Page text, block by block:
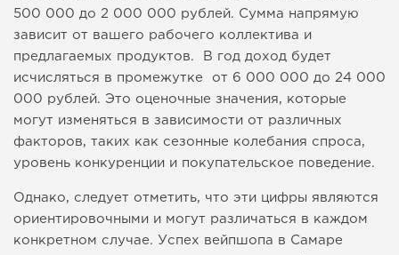
500 000 до 2 000 000 рублей. Сумма напрямую
зависит от вашего рабочего коллектива и
предлагаемых продуктов. В год доход будет
исчисляться в промежутке от 6 000 000 до 24 000
000 рублей. Это оценочные значения, которые
могут изменяться в зависимости от различных
факторов, таких как сезонные колебания спроса,
уровень конкуренции и покупательское поведение.
Однако, следует отметить, что эти цифры являются
ориентировочными и могут различаться в каждом
конкретном случае. Успех вейпшопа в Самаре